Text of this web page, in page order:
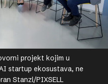
projekt kojim u
startup ekosustava, ne
Stanzl/PIXSELL